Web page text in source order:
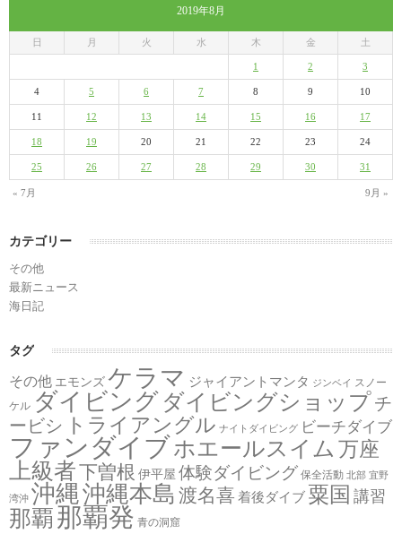
2019年8月
日 月 火 水 木 金 土
« 7月 9月 »
1 2 3
4 5 6 7 8 9 10
11 12 13 14 15 16 17
18 19 20 21 22 23 24
25 26 27 28 29 30 31
カテゴリー
その他
最新ニュース
海日記
タグ
その他 エモンズ ケラマ ジャイアントマンタ ジンベイ
スノー
ケル ダイビング ダイビングショップチ
ービシ トライアングル ナイトダイビング ビーチダイブ
ファンダイブホエールスイム 万座
上級者下曽根 伊平屋 体験ダイビング 保全活動 北部 宜野
湾沖 沖縄沖縄本島 渡名喜 着後ダイブ 粟国 講習
那覇 那覇発 青の洞窟